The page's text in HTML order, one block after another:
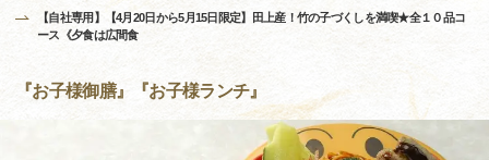
【自社専用】【4月20日から5月15日限定】田上産！竹の子づくしを満喫★全１０品コ
ース《夕食は広間食
『お子様御膳』『お子様ランチ』